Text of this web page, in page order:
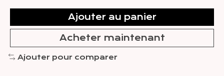
Ajouter au panier
Acheter maintenant
Ajouter pour comparer